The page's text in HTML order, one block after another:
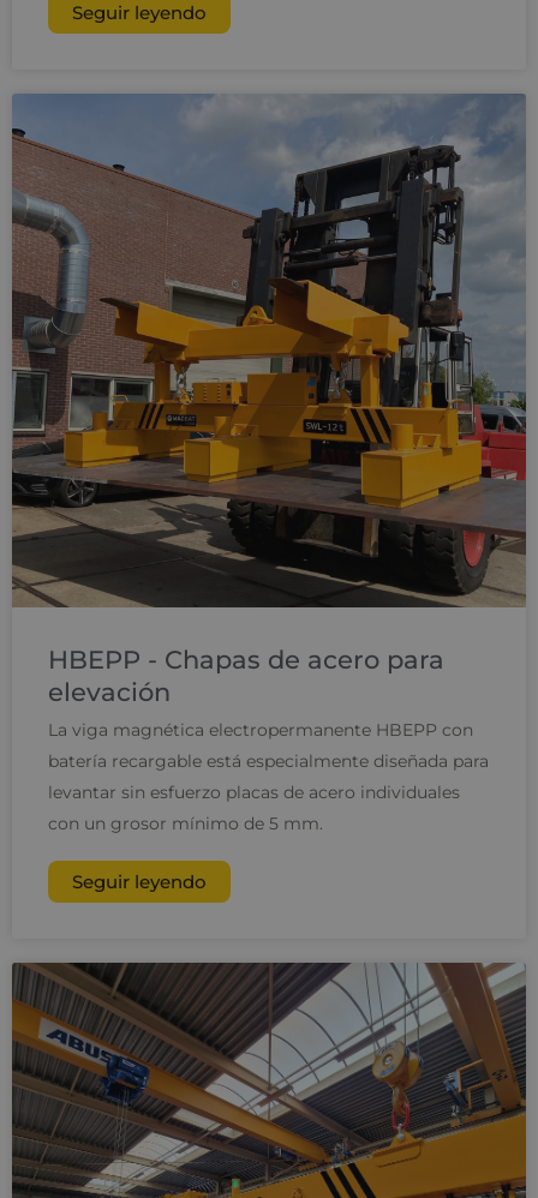
Seguir leyendo
HBEPP - Chapas de acero para
elevación
La viga magnética electropermanente HBEPP con
batería recargable está especialmente diseñada para
levantar sin esfuerzo placas de acero individuales
con un grosor mínimo de 5 mm.
Seguir leyendo